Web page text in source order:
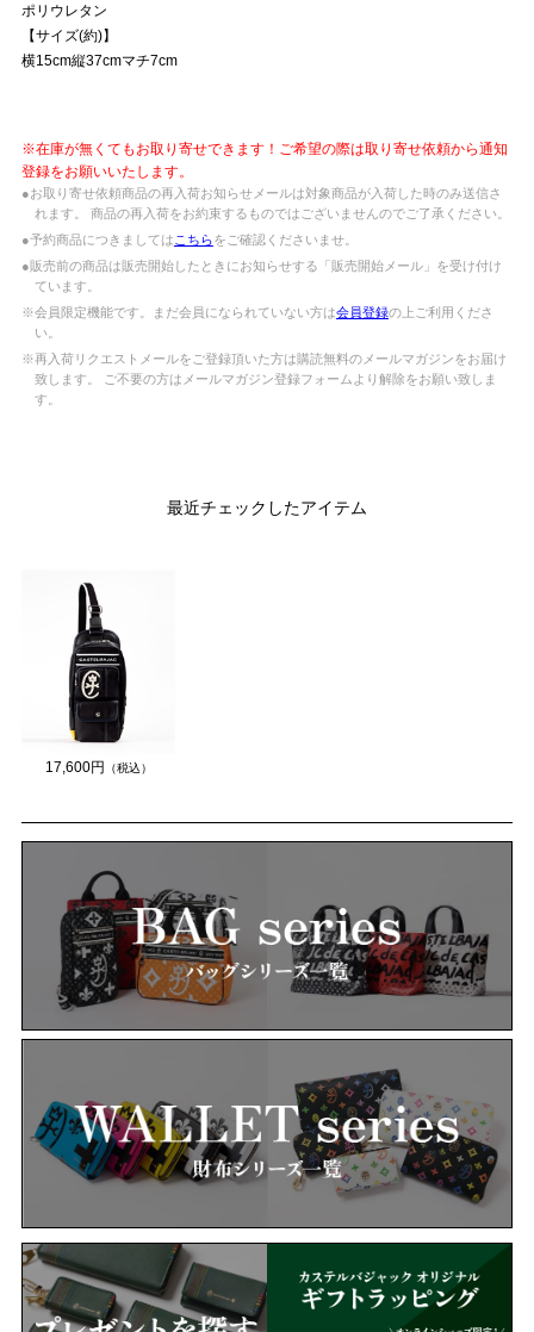
ポリウレタン
【サイズ(約)】
横15cm縦37cmマチ7cm
※在庫が無くてもお取り寄せできます！ご希望の際は取り寄せ依頼から通知
登録をお願いいたします。
●お取り寄せ依頼商品の再入荷お知らせメールは対象商品が入荷した時のみ送信さ
れます。 商品の再入荷をお約束するものではございませんのでご了承ください。
●予約商品につきましては こちらをご確認くださいませ。
●販売前の商品は販売開始したときにお知らせする「販売開始メール」を受け付け
ています。
※会員限定機能です。まだ会員になられていない方は会員登録の上ご利用くださ
い。
※再入荷リクエストメールをご登録頂いた方は購読無料のメールマガジンをお届け
致します。 ご不要の方はメールマガジン登録フォームより解除をお願い致しま
す。
最近チェックしたアイテム
17,600円 （税込）